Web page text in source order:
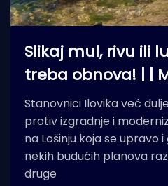
Slikaj mul, rivu ili
treba obnova! | |
Stanovnici Ilovika već
protiv izgradnje i
na Lošinju koja se upravo
nekih budućih planova
druge